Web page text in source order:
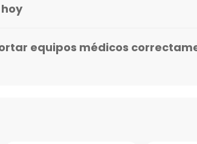
equipos médicos